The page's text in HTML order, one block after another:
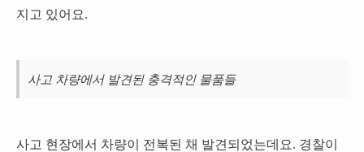
지고 있어요.
사고 차량에서 발견된 충격적인 물품들
사고 현장에서 차량이 전복된 채 발견되었는데요. 경찰이